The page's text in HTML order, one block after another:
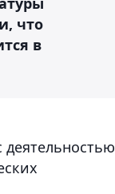
что
в
деятельностью